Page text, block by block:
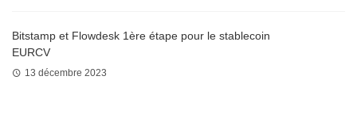
Bitstamp et Flowdesk 1ère étape pour le stablecoin
EURCV
13 décembre 2023